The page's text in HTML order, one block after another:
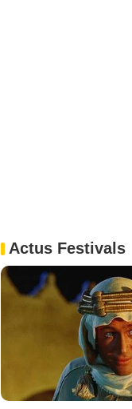
Actus Festivals